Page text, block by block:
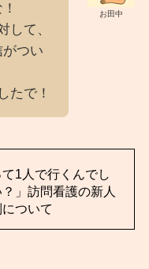
お田中
して、
つい
たで！
て1人で行くんでし
」訪問看護の新人
ついて